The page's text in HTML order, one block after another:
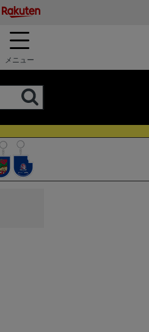
メニュー